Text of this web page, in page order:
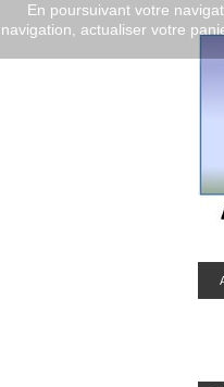
En poursuivant votre
navigation, actualiser votre